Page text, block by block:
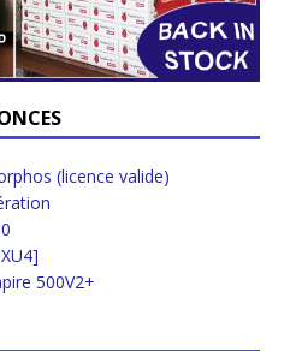
(licence valide)
500V2+